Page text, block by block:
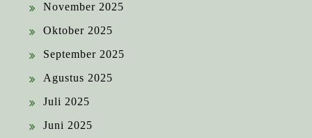
November 2025
Oktober 2025
September 2025
Agustus 2025
Juli 2025
Juni 2025